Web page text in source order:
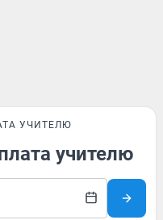
УЧИТЕЛЮ
учителю